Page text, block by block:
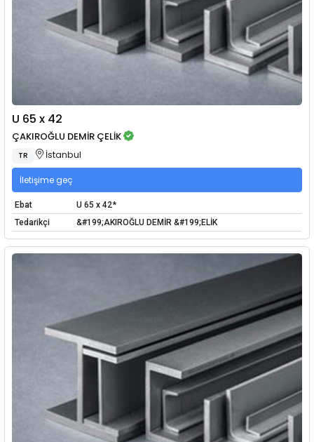
U 65 x 42
ÇAKIROĞLU DEMİR ÇELİK
TR İstanbul
İletişime geç
Ebat
U 65 x 42*
Tedarikçi
&#199;AKIROĞLU DEMİR &#199;ELİK